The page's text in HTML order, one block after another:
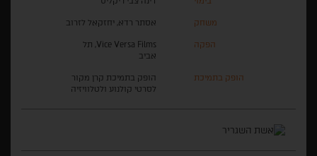
משחק אסתר רדא, יחזקאל לזרוב
הפקה
Vice Versa Films, תל
אביב
הופק בתמיכת
הופק בתמיכת קרן מקור
לסרטי קולנוע ולטלוויזיה